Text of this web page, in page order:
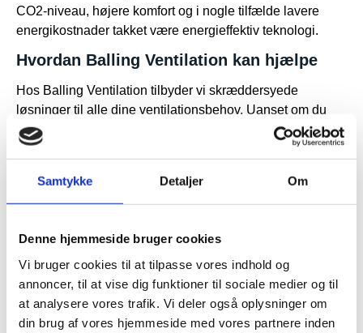
Samtykke Detaljer Om
Denne hjemmeside bruger cookies
Vi bruger cookies til at tilpasse vores indhold og
annoncer, til at vise dig funktioner til sociale medier og til
at analysere vores trafik. Vi deler også oplysninger om
din brug af vores hjemmeside med vores partnere inden
CO2-niveau, højere komfort og i nogle tilfælde lavere
energikostnader takket være energieffektiv teknologi.
Hvordan Balling Ventilation kan hjælpe
Hos Balling Ventilation tilbyder vi skræddersyede
løsninger til alle dine ventilationsbehov. Uanset om du
har brug for effektiv
eller et komplet
system til hele bygningen, står vi klar til at hjælpe dig med
Konklusion
vores miljøer sunde og behagelige. Med den rette type og
vedligeholdelse kan de hjælpe med at forbedre
luftkvaliteten og reducere energiforbruget. Hvis du leder
efter pålidelig vejledning og installation af
ventilationsanlæg, kontakt Balling Ventilation i dag for en